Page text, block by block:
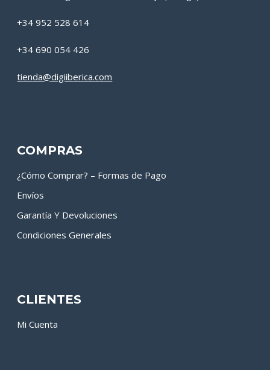
+34 952 528 614
+34 690 054 426
tienda@digiiberica.com
COMPRAS
¿Cómo Comprar? – Formas de Pago
Envíos
Garantía Y Devoluciones
Condiciones Generales
CLIENTES
Mi Cuenta